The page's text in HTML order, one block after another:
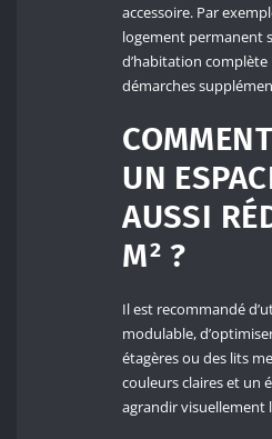
accessoire. Par
logement permanent
d’habitation complète
démarches
UN
AUSSI
M² ?
Il est recommandé
modulable,
étagères ou des lits
couleurs claires et un
agrandir visuellement